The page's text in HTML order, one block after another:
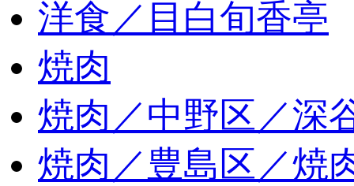
洋食／目白旬香亭
焼肉
焼肉／中野区／深
焼肉／豊島区／焼